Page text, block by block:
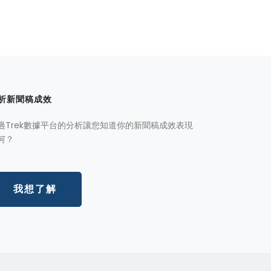
新聞稿成效
Trek數據平台的分析讓您知道你的新聞稿成效表現
？
我想了解